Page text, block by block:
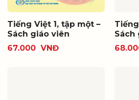
Tiếng Việt 1, tập một –
Sách giáo viên
67.000 VNĐ
Sách